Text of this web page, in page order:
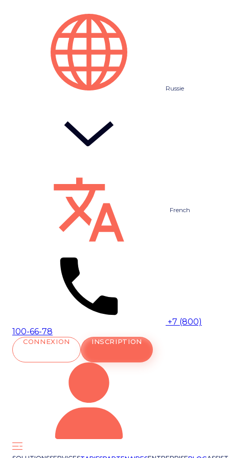
Russie
French
+7 (800)
100-66-78
CONNEXION INSCRIPTION